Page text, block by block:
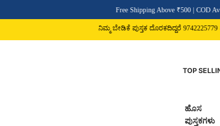
Free Shipping Above ₹500 | COD
ನಿಮ್ಮ ಬೇಡಿಕೆ ಪುಸ್ತಕ ದೊರಕದಿದ್ದರೆ
TOP
ಹೊಸ
ಪುಸ್ತಕಗಳು